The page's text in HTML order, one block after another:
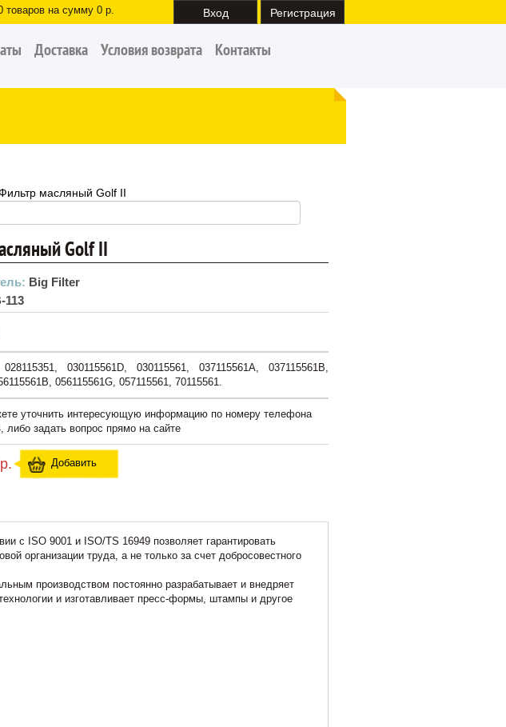
товаров на сумму 0 р. Вход Регистрация
Доставка Условия возврата Контакты
масляный Golf II
Golf II
Big Filter
113
030115561D, 030115561, 037115561A, 037115561B,
056115561G, 057115561, 70115561.
уточнить интересующую информацию по номеру телефона
либо задать вопрос прямо на сайте
Добавить
с ISO 9001 и ISO/TS 16949 позволяет гарантировать
организации труда, а не только за счет добросовестного
производством постоянно разрабатывает и внедряет
и изготавливает пресс-формы, штампы и другое